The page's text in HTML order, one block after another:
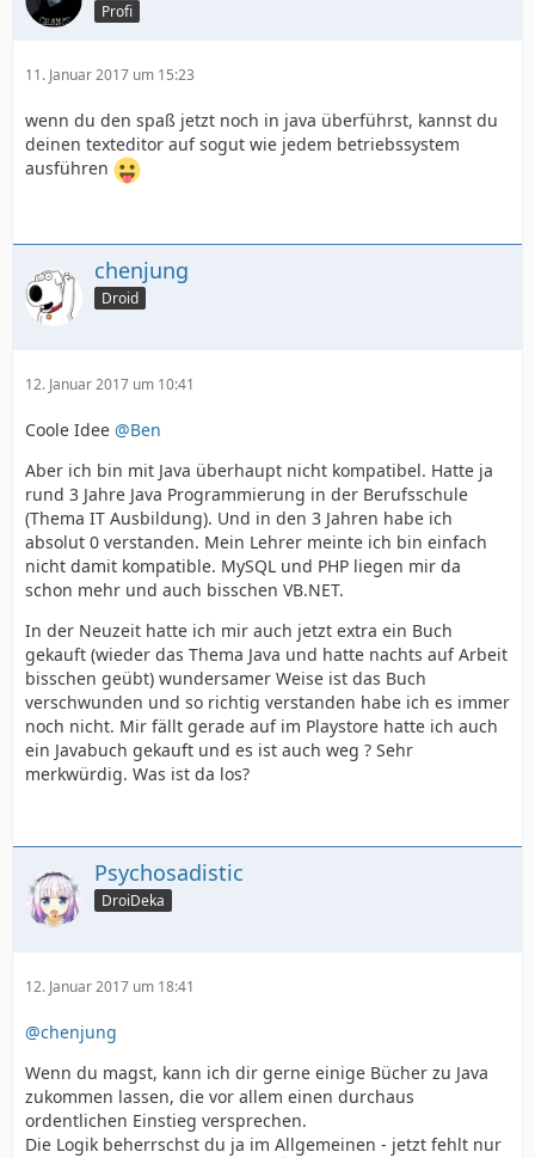
Profi
11. Januar 2017 um 15:23
wenn du den spaß jetzt noch in java überführst, kannst du
deinen texteditor auf sogut wie jedem betriebssystem
ausführen
chenjung
Droid
12. Januar 2017 um 10:41
Coole Idee @Ben
Aber ich bin mit Java überhaupt nicht kompatibel. Hatte ja
rund 3 Jahre Java Programmierung in der Berufsschule
(Thema IT Ausbildung). Und in den 3 Jahren habe ich
absolut 0 verstanden. Mein Lehrer meinte ich bin einfach
nicht damit kompatible. MySQL und PHP liegen mir da
schon mehr und auch bisschen VB.NET.
In der Neuzeit hatte ich mir auch jetzt extra ein Buch
gekauft (wieder das Thema Java und hatte nachts auf Arbeit
bisschen geübt) wundersamer Weise ist das Buch
verschwunden und so richtig verstanden habe ich es immer
noch nicht. Mir fällt gerade auf im Playstore hatte ich auch
ein Javabuch gekauft und es ist auch weg ? Sehr
merkwürdig. Was ist da los?
Psychosadistic
DroiDeka
12. Januar 2017 um 18:41
@chenjung
Wenn du magst, kann ich dir gerne einige Bücher zu Java
zukommen lassen, die vor allem einen durchaus
ordentlichen Einstieg versprechen.
Die Logik beherrschst du ja im Allgemeinen - jetzt fehlt nur